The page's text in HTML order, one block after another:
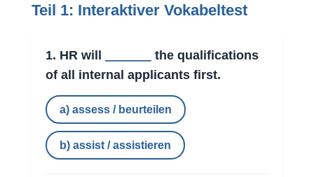
Teil 1: Interaktiver Vokabeltest
1. HR will
the qualifications
of all internal applicants first.
a) assess / beurteilen
b) assist / assistieren